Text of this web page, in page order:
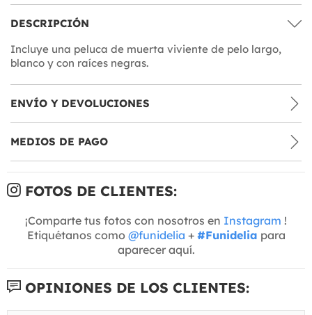
DESCRIPCIÓN
Incluye una peluca de muerta viviente de pelo largo,
blanco y con raíces negras.
ENVÍO Y DEVOLUCIONES
MEDIOS DE PAGO
FOTOS DE CLIENTES:
¡Comparte tus fotos con nosotros en Instagram !
Etiquétanos como @funidelia + #Funidelia para
aparecer aquí.
OPINIONES DE LOS CLIENTES: